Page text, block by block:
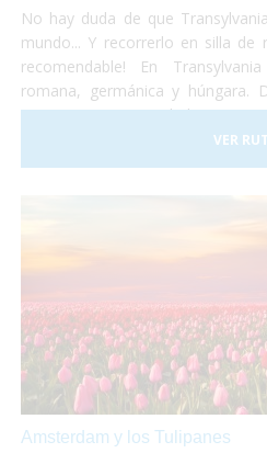
No hay duda de que
mundo... Y recorrerlo en silla de
recomendable! En
romana, germánica y húngara.
compuesta por ciudades muy
diferentes, artes y estilos de vida
más y haz las maletas para ir a
VER
Amsterdam y los Tulipanes